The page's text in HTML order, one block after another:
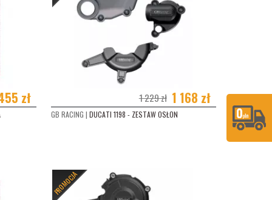
zł 1 229 zł 1 168 zł
GB RACING | DUCATI 1198 - ZESTAW OSŁON
PROMOCJA